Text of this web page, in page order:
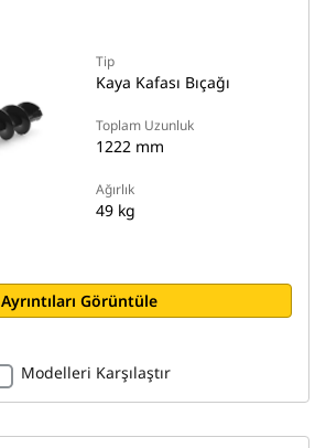
Tip
Kaya Kafası Bıçağı
Toplam Uzunluk
1222 mm
Ağırlık
49 kg
Ayrıntıları Görüntüle
Modelleri Karşılaştır